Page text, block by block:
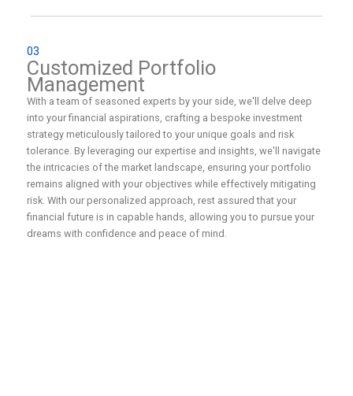
03
Customized Portfolio
Management
With a team of seasoned experts by your side, we'll delve deep
into your financial aspirations, crafting a bespoke investment
strategy meticulously tailored to your unique goals and risk
tolerance. By leveraging our expertise and insights, we'll navigate
the intricacies of the market landscape, ensuring your portfolio
remains aligned with your objectives while effectively mitigating
risk. With our personalized approach, rest assured that your
financial future is in capable hands, allowing you to pursue your
dreams with confidence and peace of mind.